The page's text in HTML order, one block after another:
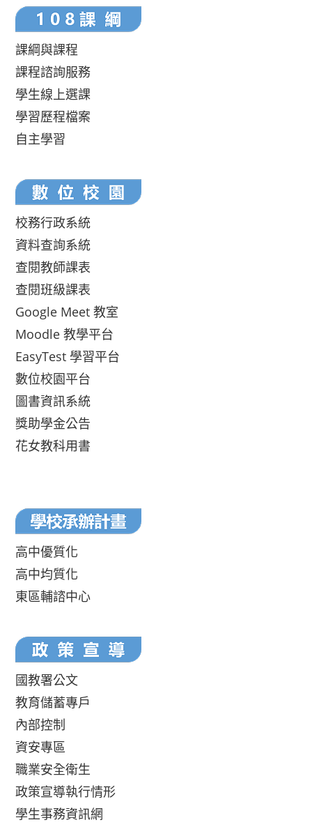
課綱與課程
課程諮詢服務
學生線上選課
學習歷程檔案
自主學習
校務行政系統
資料查詢系統
查閱教師課表
查閱班級課表
Google Meet 教室
Moodle 教學平台
EasyTest 學習平台
數位校園平台
圖書資訊系統
獎助學金公告
花女教科用書
高中優質化
高中均質化
東區輔諮中心
國教署公文
教育儲蓄專戶
內部控制
資安專區
職業安全衛生
政策宣導執行情形
學生事務資訊網